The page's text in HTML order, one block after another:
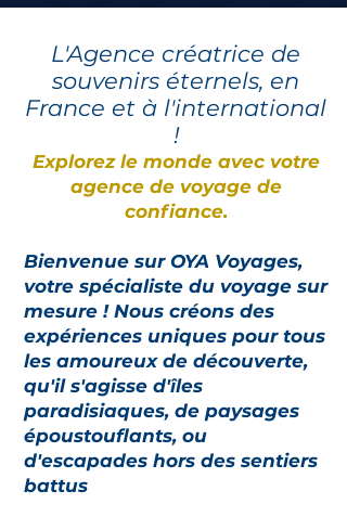
L'Agence créatrice de
souvenirs éternels, en
France et à l'international
!
Explorez le monde avec votre
agence de voyage de
confiance.
Bienvenue sur OYA Voyages,
votre spécialiste du voyage sur
mesure ! Nous créons des
expériences uniques pour tous
les amoureux de découverte,
qu'il s'agisse d'îles
paradisiaques, de paysages
époustouflants, ou
d'escapades hors des sentiers
battus